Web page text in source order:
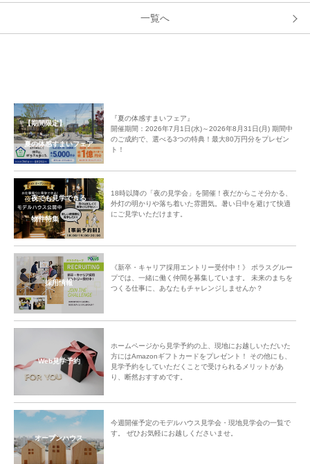
一覧へ
【期間限定】
夏の体感すまいフェア
『夏の体感すまいフェア』
開催期間：2026年7月1日(水)～2026年8月31日(月) 期間中
のご成約で、選べる3つの特典！最大80万円分をプレゼン
ト！
夜でも見学できる
物件特集
18時以降の「夜の見学会」を開催！夜だからこそ分かる、
外灯の明かりや落ち着いた雰囲気。暑い日中を避けて快適
にご見学いただけます。
採用情報
《新卒・キャリア採用エントリー受付中！》 ポラスグルー
プでは、一緒に働く仲間を募集しています。 未来のまちを
つくる仕事に、あなたもチャレンジしませんか？
Web見学予約
ホームページから見学予約の上、現地にお越しいただいた
方にはAmazonギフトカードをプレゼント！ その他にも、
見学予約をしていただくことで受けられるメリットがあ
り、断然おすすめです。
オープンハウス
今週開催予定のモデルハウス見学会・現地見学会の一覧で
す。 ぜひお気軽にお越しくださいませ。